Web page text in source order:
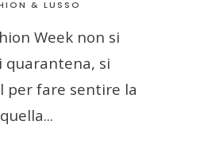
& LUSSO
Week non si
si
per fare sentire la
...